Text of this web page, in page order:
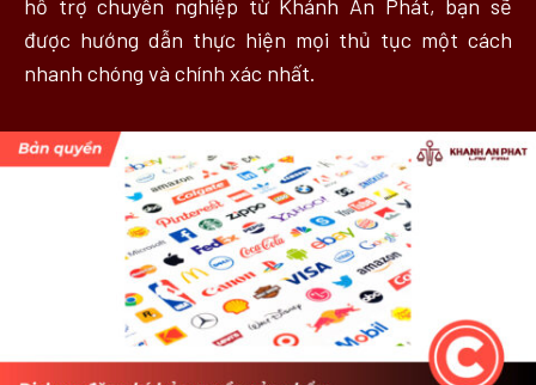
hỗ trợ chuyên nghiệp từ Khánh An Phát, bạn sẽ
được hướng dẫn thực hiện mọi thủ tục một cách
nhanh chóng và chính xác nhất.